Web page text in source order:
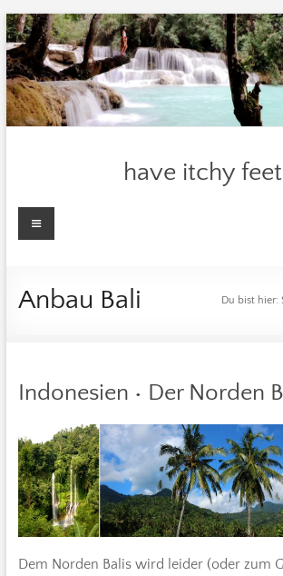
Zum
Inhalt
springen
have itchy feet
Menü
Anbau Bali Du bist hier:
Indonesien • Der Norden
Dem Norden Balis wird leider (oder zum